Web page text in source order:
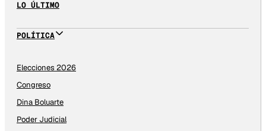
LO ÚLTIMO
POLÍTICA
Elecciones 2026
Congreso
Dina Boluarte
Poder Judicial